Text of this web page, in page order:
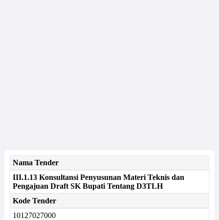
Nama Tender
III.1.13 Konsultansi Penyusunan Materi Teknis dan
Pengajuan Draft SK Bupati Tentang D3TLH
Kode Tender
10127027000